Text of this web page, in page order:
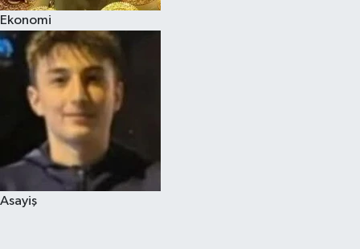
Ekonomi
Asayiş